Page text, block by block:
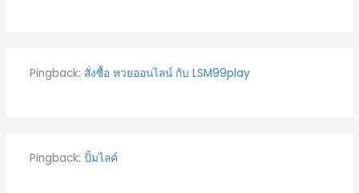
Pingback: สั่งซื้อ หวยออนไลน์ กับ LSM99play
Pingback: ปั้มไลค์